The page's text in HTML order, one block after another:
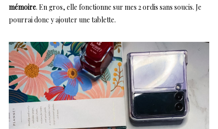
mémoire. En gros, elle fonctionne sur mes 2 ordis sans soucis. Je
pourrai donc y ajouter une tablette.